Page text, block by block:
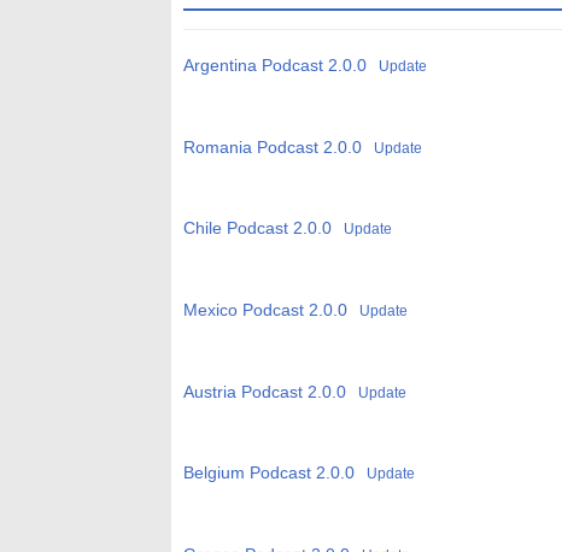
Argentina Podcast 2.0.0
Update
Romania Podcast 2.0.0
Update
Chile Podcast 2.0.0
Update
Mexico Podcast 2.0.0
Update
Austria Podcast 2.0.0
Update
Belgium Podcast 2.0.0
Update